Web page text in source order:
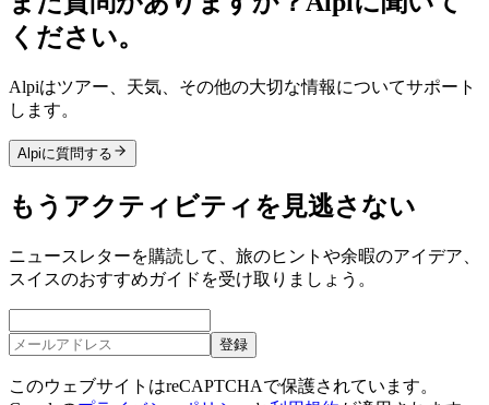
ください。
Alpiはツアー、天気、その他の大切な情報についてサポート
します。
Alpiに質問する
もうアクティビティを見逃さない
ニュースレターを購読して、旅のヒントや余暇のアイデア、
スイスのおすすめガイドを受け取りましょう。
登録
このウェブサイトはreCAPTCHAで保護されています。